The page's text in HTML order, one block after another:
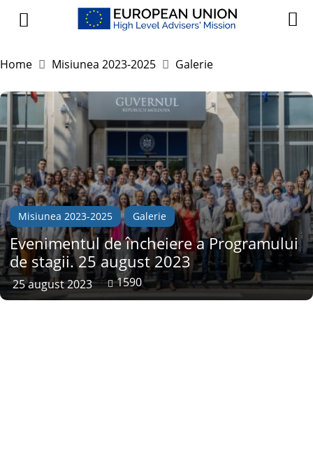
Home Misiunea 2023-2025 Galerie
Misiunea 2023-2025 Galerie
Evenimentul de încheiere a Programului
de stagii. 25 august 2023
25 august 2023 1590